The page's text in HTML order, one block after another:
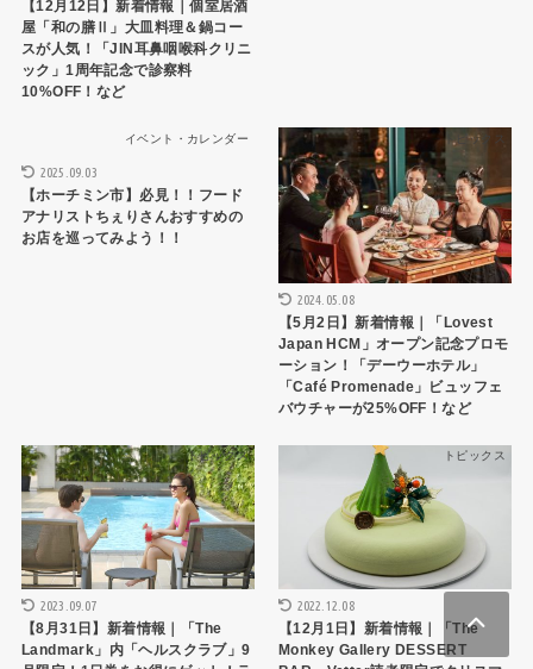
【12月12日】新着情報｜個室居酒
屋「和の膳Ⅱ」大皿料理＆鍋コー
スが人気！「JIN⽿⿐咽喉科クリニ
ック」1周年記念で診察料
10%OFF！など
イベント・カレンダー
2025.09.03
【ホーチミン市】必見！！フード
アナリストちぇりさんおすすめの
お店を巡ってみよう！！
トピックス
2024.05.08
【5月2日】新着情報｜「Lovest
Japan HCM」オープン記念プロモ
ーション！「デーウーホテル」
「Café Promenade」ビュッフェ
バウチャーが25%OFF！など
トピックス
2023.09.07
【8月31日】新着情報｜「The
Landmark」内「ヘルスクラブ」9
トピックス
2022.12.08
【12月1日】新着情報｜「The
Monkey Gallery DESSERT